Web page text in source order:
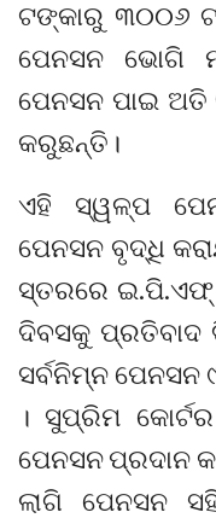
ଟଙ୍କାରୁ ୩୦୦୬
ପେନସନ ଭୋଗି
ପେନସନ ପାଇ ଅତି
କରୁଛନ୍ତି।
ଏହି ସ୍ୱଳ୍ପ
ପେନସନ ବୃଦ୍ଧି
ସ୍ତରରେ
ଦିବସକୁ ପ୍ରତିବାଦ
ସର୍ବନିମ୍ନ ପେନସନ
। ସୁପ୍ରିମ
ପେନସନ ପ୍ରଦାନ
ଲାଗି ପେନସନ